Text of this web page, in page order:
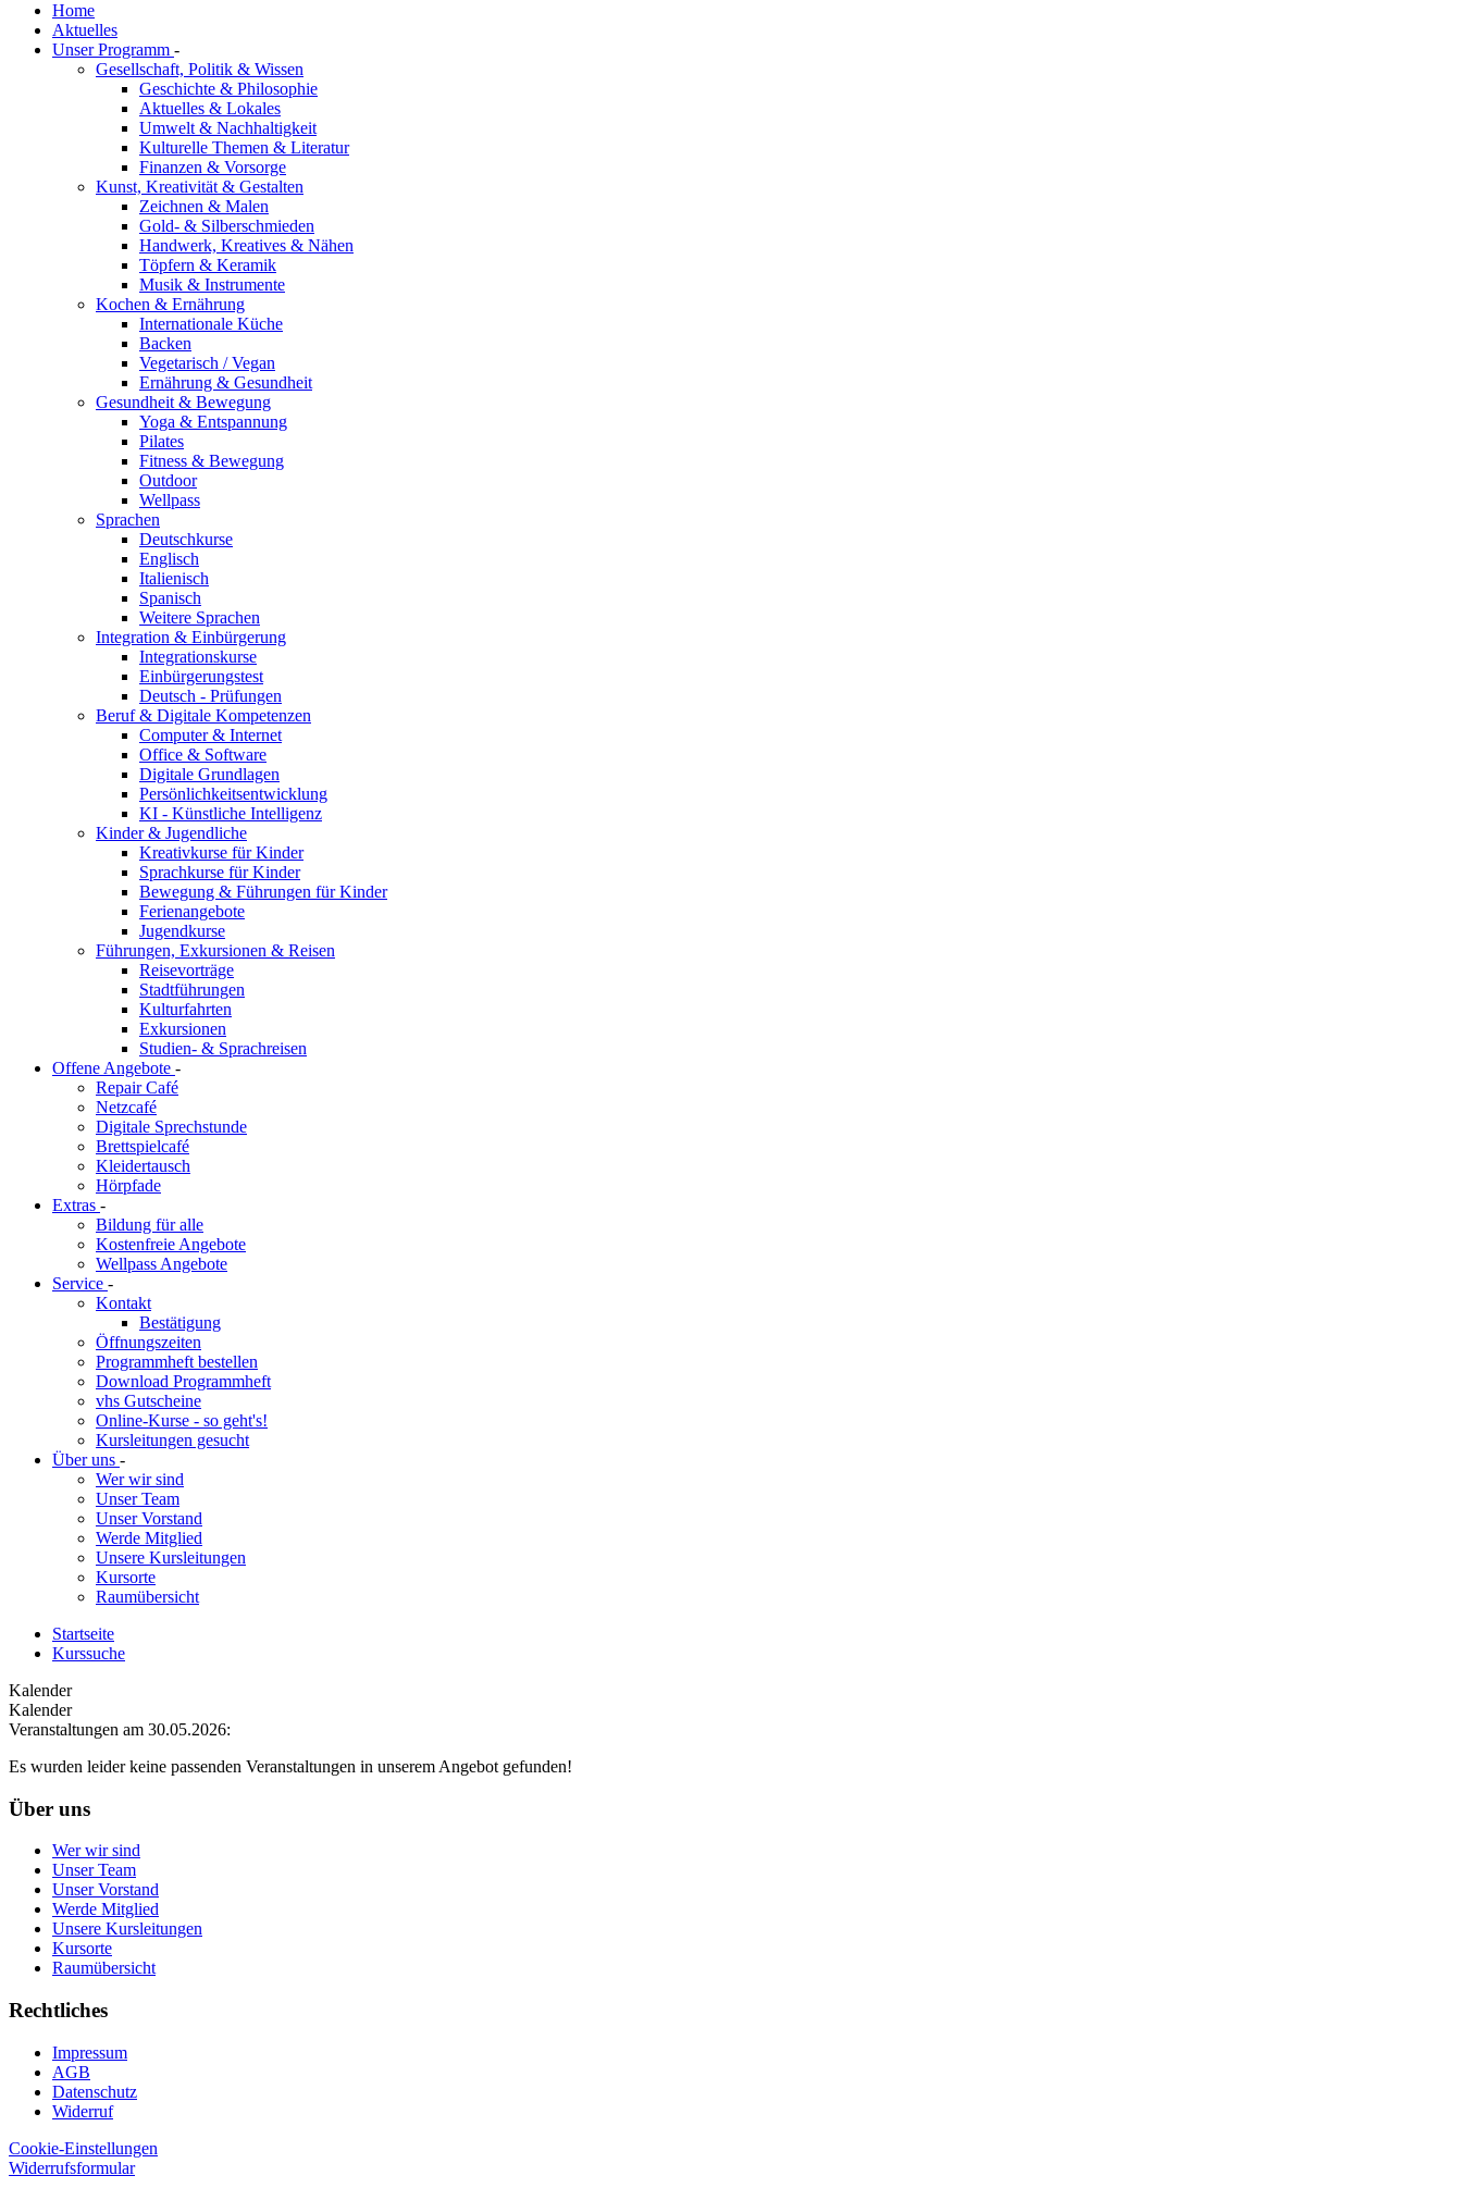
Home
Aktuelles
Unser Programm -
Gesellschaft, Politik & Wissen
Geschichte & Philosophie
Aktuelles & Lokales
Umwelt & Nachhaltigkeit
Kulturelle Themen & Literatur
Finanzen & Vorsorge
Kunst, Kreativität & Gestalten
Zeichnen & Malen
Gold- & Silberschmieden
Handwerk, Kreatives & Nähen
Töpfern & Keramik
Musik & Instrumente
Kochen & Ernährung
Internationale Küche
Backen
Vegetarisch / Vegan
Ernährung & Gesundheit
Gesundheit & Bewegung
Yoga & Entspannung
Pilates
Fitness & Bewegung
Outdoor
Wellpass
Sprachen
Deutschkurse
Englisch
Italienisch
Spanisch
Weitere Sprachen
Integration & Einbürgerung
Integrationskurse
Einbürgerungstest
Deutsch - Prüfungen
Beruf & Digitale Kompetenzen
Computer & Internet
Office & Software
Digitale Grundlagen
Persönlichkeitsentwicklung
KI - Künstliche Intelligenz
Kinder & Jugendliche
Kreativkurse für Kinder
Sprachkurse für Kinder
Bewegung & Führungen für Kinder
Ferienangebote
Jugendkurse
Führungen, Exkursionen & Reisen
Reisevorträge
Stadtführungen
Kulturfahrten
Exkursionen
Studien- & Sprachreisen
Offene Angebote -
Repair Café
Netzcafé
Digitale Sprechstunde
Brettspielcafé
Kleidertausch
Hörpfade
Extras -
Bildung für alle
Kostenfreie Angebote
Wellpass Angebote
Service -
Kontakt
Bestätigung
Öffnungszeiten
Programmheft bestellen
Download Programmheft
vhs Gutscheine
Online-Kurse - so geht's!
Kursleitungen gesucht
Über uns -
Wer wir sind
Unser Team
Unser Vorstand
Werde Mitglied
Unsere Kursleitungen
Kursorte
Raumübersicht
Startseite
Kurssuche
Kalender
Kalender
Veranstaltungen am 30.05.2026:
Es wurden leider keine passenden Veranstaltungen in unserem Angebot gefunden!
Über uns
Wer wir sind
Unser Team
Unser Vorstand
Werde Mitglied
Unsere Kursleitungen
Kursorte
Raumübersicht
Rechtliches
Impressum
AGB
Datenschutz
Widerruf
Cookie-Einstellungen
Widerrufsformular